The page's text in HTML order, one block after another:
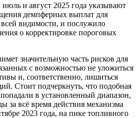
и август 2025 года указывают
демпферных выплат для
видимости, и послужило
о корректировке пороговых
значительную часть рисков для
с возможностью не уложиться
и, соответственно, лишиться
Стоит подчеркнуть, что подобная
в установленный диапазон,
за всё время действия механизма
2023 года, на пике топливного